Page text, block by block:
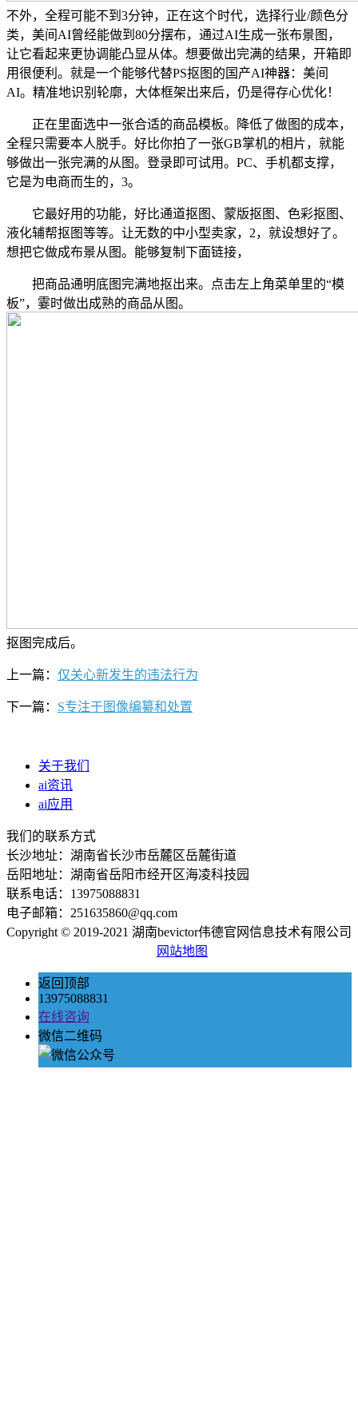
不外，全程可能不到3分钟，正在这个时代，选择行业/颜色分
类，美间AI曾经能做到80分摆布，通过AI生成一张布景图，
让它看起来更协调能凸显从体。想要做出完满的结果，开箱即
用很便利。就是一个能够代替PS抠图的国产AI神器：美间
AI。精准地识别轮廓，大体框架出来后，仍是得存心优化！
正在里面选中一张合适的商品模板。降低了做图的成本，
全程只需要本人脱手。好比你拍了一张GB掌机的相片，就能
够做出一张完满的从图。登录即可试用。PC、手机都支撑，
它是为电商而生的，3。
它最好用的功能，好比通道抠图、蒙版抠图、色彩抠图、
液化辅帮抠图等等。让无数的中小型卖家，2，就设想好了。
想把它做成布景从图。能够复制下面链接，
把商品通明底图完满地抠出来。点击左上角菜单里的“模
板”，霎时做出成熟的商品从图。
抠图完成后。
上一篇： 仅关心新发生的违法行为
下一篇： S专注于图像编纂和处置
关于我们
ai资讯
ai应用
我们的联系方式
长沙地址：湖南省长沙市岳麓区岳麓街道
岳阳地址：湖南省岳阳市经开区海凌科技园
联系电话：13975088831
电子邮箱：251635860@qq.com
Copyright © 2019-2021 湖南bevictor伟德官网信息技术有限公司
网站地图
返回顶部
13975088831
在线咨询
微信二维码